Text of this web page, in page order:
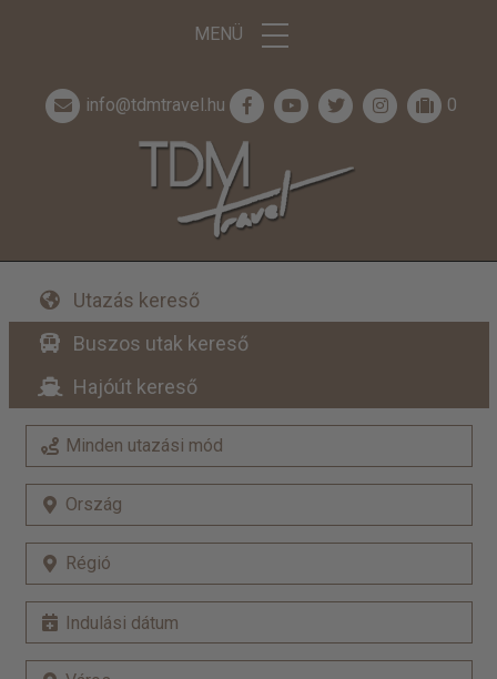
MENÜ
info@tdmtravel.hu 0
Utazás kereső
Buszos utak kereső
Hajóút kereső